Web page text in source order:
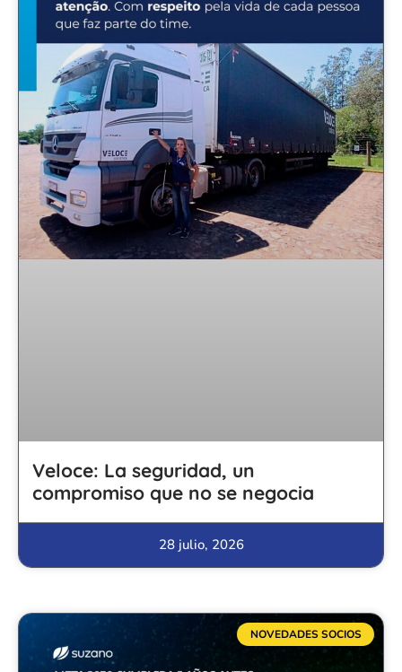
Veloce: La seguridad, un
compromiso que no se negocia
28 julio, 2026
NOVEDADES SOCIOS